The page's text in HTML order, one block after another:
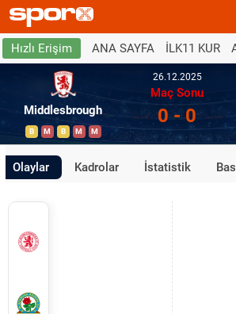
Hızlı Erişim ANA SAYFA İLK11 KUR
Middlesbrough
B M B M M
26.12.2025
Maç Sonu
0 - 0
Olaylar Kadrolar İstatistik